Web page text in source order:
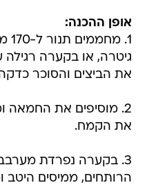
אופן ההכנה:
גיטרה, או בקערה
את הביצים והסוכר
2. מוסיפים את החמאה
את הקמח.
3. בקערה נפרדת
הרותחים, ממיסים היטב